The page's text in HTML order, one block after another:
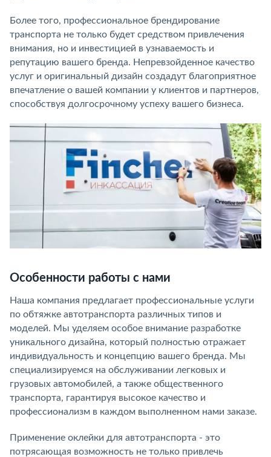
Более того, профессиональное брендирование
транспорта не только будет средством привлечения
внимания, но и инвестицией в узнаваемость и
репутацию вашего бренда. Непревзойденное качество
услуг и оригинальный дизайн создадут благоприятное
впечатление о вашей компании у клиентов и партнеров,
способствуя долгосрочному успеху вашего бизнеса.
Особенности работы с нами
Наша компания предлагает профессиональные услуги
по обтяжке автотранспорта различных типов и
моделей. Мы уделяем особое внимание разработке
уникального дизайна, который полностью отражает
индивидуальность и концепцию вашего бренда. Мы
специализируемся на обслуживании легковых и
грузовых автомобилей, а также общественного
транспорта, гарантируя высокое качество и
профессионализм в каждом выполненном нами заказе.
Применение оклейки для автотранспорта - это
потрясающая возможность не только привлечь